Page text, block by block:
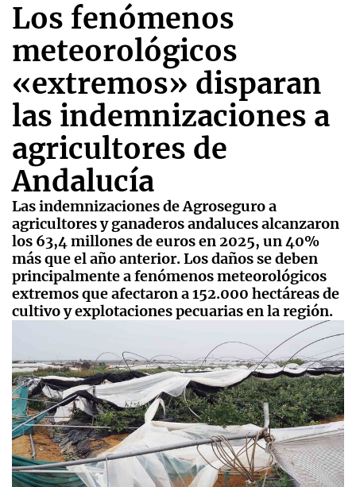
Los fenómenos
meteorológicos
«extremos» disparan
las indemnizaciones a
agricultores de
Andalucía
Las indemnizaciones de Agroseguro a
agricultores y ganaderos andaluces alcanzaron
los 63,4 millones de euros en 2025, un 40%
más que el año anterior. Los daños se deben
principalmente a fenómenos meteorológicos
extremos que afectaron a 152.000 hectáreas de
cultivo y explotaciones pecuarias en la región.